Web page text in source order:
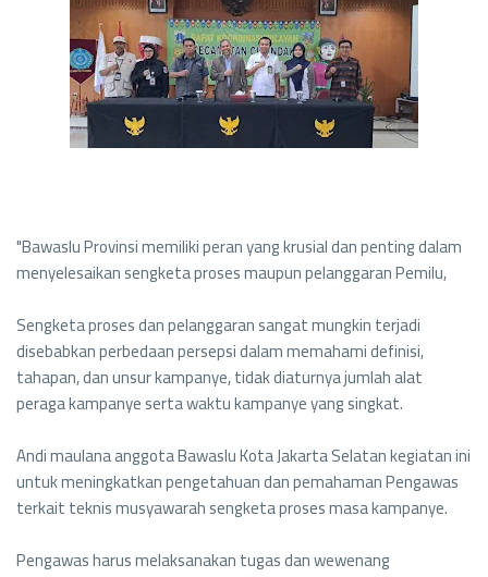
"Bawaslu Provinsi memiliki peran yang krusial dan penting dalam
menyelesaikan sengketa proses maupun pelanggaran Pemilu,
Sengketa proses dan pelanggaran sangat mungkin terjadi
disebabkan perbedaan persepsi dalam memahami definisi,
tahapan, dan unsur kampanye, tidak diaturnya jumlah alat
peraga kampanye serta waktu kampanye yang singkat.
Andi maulana anggota Bawaslu Kota Jakarta Selatan kegiatan ini
untuk meningkatkan pengetahuan dan pemahaman Pengawas
terkait teknis musyawarah sengketa proses masa kampanye.
Pengawas harus melaksanakan tugas dan wewenang